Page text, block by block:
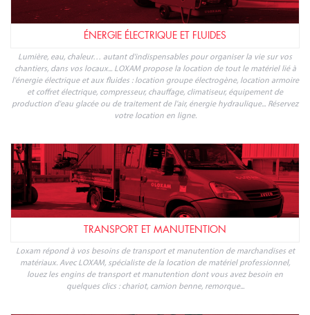
ÉNERGIE ÉLECTRIQUE ET FLUIDES
Lumière, eau, chaleur… autant d'indispensables pour organiser la vie sur vos
chantiers, dans vos locaux... LOXAM propose la location de tout le matériel lié à
l'énergie électrique et aux fluides : location groupe électrogène, location armoire
et coffret électrique, compresseur, chauffage, climatiseur, équipement de
production d'eau glacée ou de traitement de l'air, énergie hydraulique... Réservez
votre location en ligne.
TRANSPORT ET MANUTENTION
Loxam répond à vos besoins de transport et manutention de marchandises et
matériaux. Avec LOXAM, spécialiste de la location de matériel professionnel,
louez les engins de transport et manutention dont vous avez besoin en
quelques clics : chariot, camion benne, remorque...